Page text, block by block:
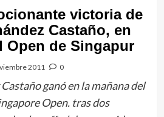
victoria de
Castaño, en
Open de Singapur
2011 0
ganó en la mañana del
Open. tras dos